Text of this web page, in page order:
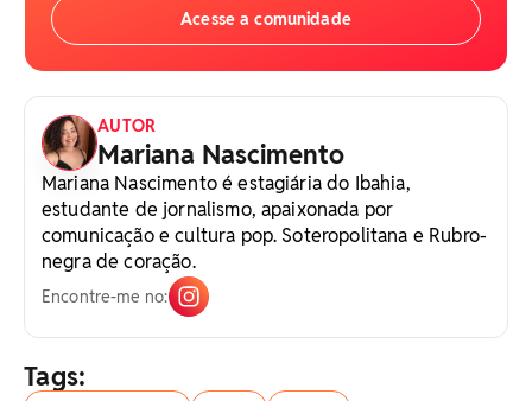
Acesse a comunidade
AUTOR
Mariana Nascimento
Mariana Nascimento é estagiária do Ibahia,
estudante de jornalismo, apaixonada por
comunicação e cultura pop. Soteropolitana e Rubro-
negra de coração.
Encontre-me no:
Tags: